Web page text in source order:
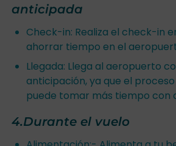
anticipada
Check-in: Realiza el check-in
ahorrar tiempo en el
Llegada: Llega al aeropuerto
anticipación, ya que el
puede tomar más tiempo con
4.Durante el vuelo